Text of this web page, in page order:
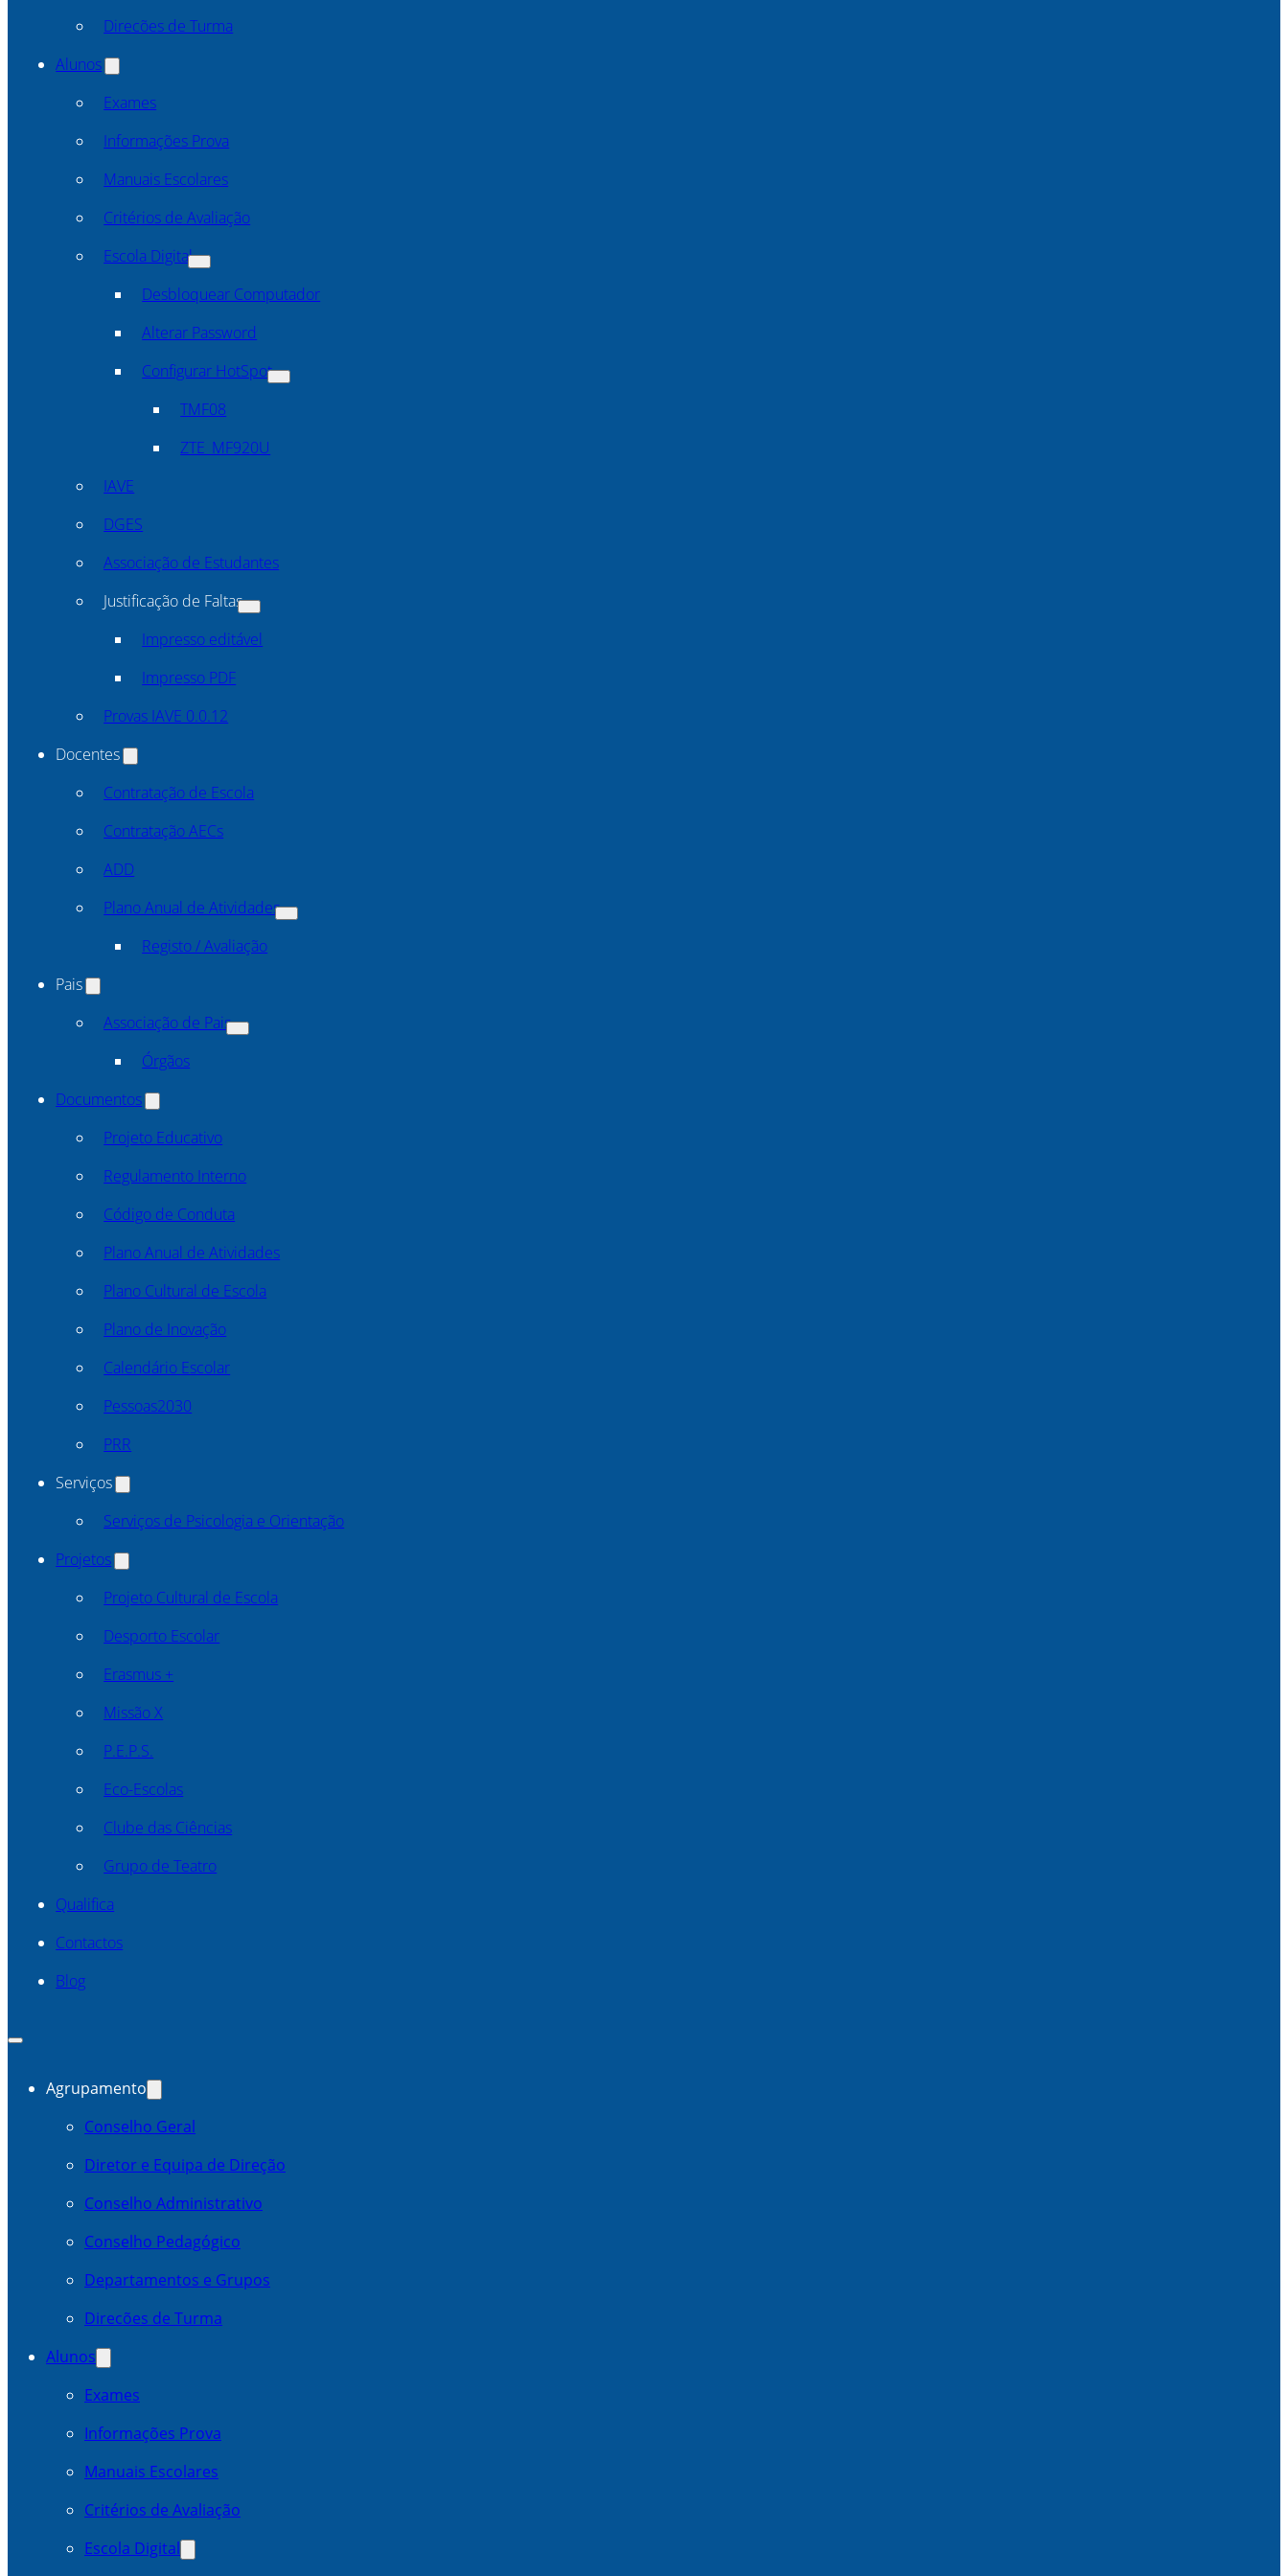
Direcões de Turma
Alunos
Exames
Informações Prova
Manuais Escolares
Critérios de Avaliação
Escola Digital
Desbloquear Computador
Alterar Password
Configurar HotSpot
TMF08
ZTE_MF920U
IAVE
DGES
Associação de Estudantes
Justificação de Faltas
Impresso editável
Impresso PDF
Provas IAVE 0.0.12
Docentes
Contratação de Escola
Contratação AECs
ADD
Plano Anual de Atividades
Registo / Avaliação
Pais
Associação de Pais
Órgãos
Documentos
Projeto Educativo
Regulamento Interno
Código de Conduta
Plano Anual de Atividades
Plano Cultural de Escola
Plano de Inovação
Calendário Escolar
Pessoas2030
PRR
Serviços
Serviços de Psicologia e Orientação
Projetos
Projeto Cultural de Escola
Desporto Escolar
Erasmus +
Missão X
P.E.P.S.
Eco-Escolas
Clube das Ciências
Grupo de Teatro
Qualifica
Contactos
Blog
Agrupamento
Conselho Geral
Diretor e Equipa de Direção
Conselho Administrativo
Conselho Pedagógico
Departamentos e Grupos
Direcões de Turma
Alunos
Exames
Informações Prova
Manuais Escolares
Critérios de Avaliação
Escola Digital